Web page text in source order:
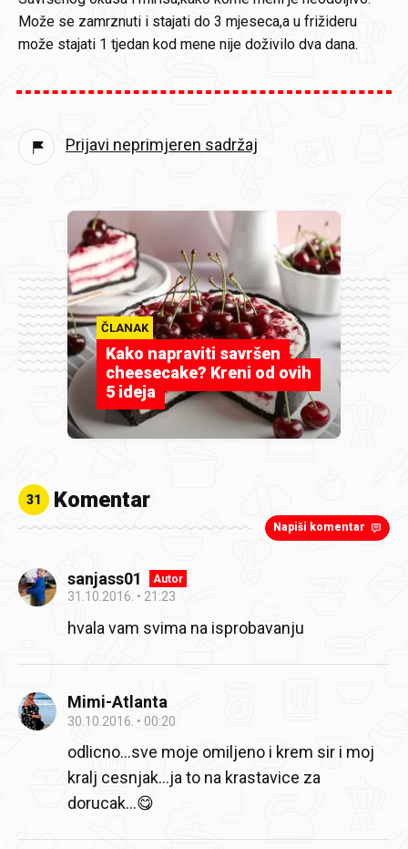
Može se zamrznuti i stajati do 3 mjeseca,a u frižideru
može stajati 1 tjedan kod mene nije doživilo dva dana.
Prijavi neprimjeren sadržaj
ČLANAK
Kako napraviti savršen
cheesecake? Kreni od ovih
5 ideja
31 Komentar
Napiši komentar
sanjass01 Autor
31.10.2016. 21:23
hvala vam svima na isprobavanju
Mimi-Atlanta
30.10.2016. 00:20
odlicno...sve moje omiljeno i krem sir i moj
kralj cesnjak...ja to na krastavice za
dorucak...😋